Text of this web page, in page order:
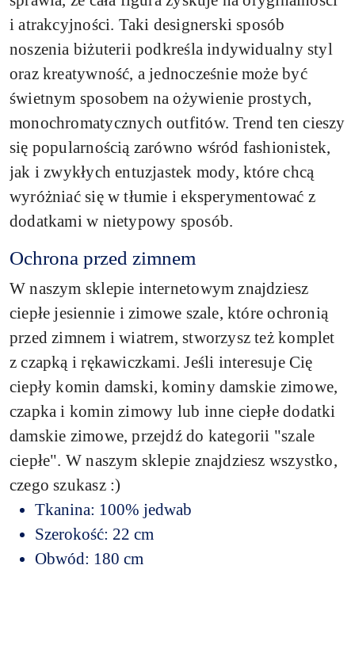
i atrakcyjności. Taki designerski sposób
noszenia biżuterii podkreśla indywidualny styl
oraz kreatywność, a jednocześnie może być
świetnym sposobem na ożywienie prostych,
monochromatycznych outfitów. Trend ten cieszy
się popularnością zarówno wśród fashionistek,
jak i zwykłych entuzjastek mody, które chcą
wyróżniać się w tłumie i eksperymentować z
dodatkami w nietypowy sposób.
Ochrona przed zimnem
W naszym sklepie internetowym znajdziesz
ciepłe jesiennie i zimowe szale, które ochronią
przed zimnem i wiatrem, stworzysz też komplet
z czapką i rękawiczkami. Jeśli interesuje Cię
ciepły komin damski, kominy damskie zimowe,
czapka i komin zimowy lub inne ciepłe dodatki
damskie zimowe, przejdź do kategorii "szale
ciepłe". W naszym sklepie znajdziesz wszystko,
czego szukasz :)
Tkanina: 100% jedwab
Szerokość: 22 cm
Obwód: 180 cm